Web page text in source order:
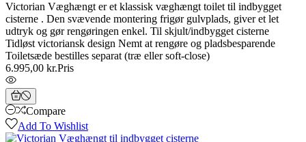
Victorian Væghængt er et klassisk væghængt toilet til indbygget
cisterne . Den svævende montering frigør gulvplads, giver et let
udtryk og gør rengøringen enkel. Til skjult/indbygget cisterne
Tidløst victoriansk design Nemt at rengøre og pladsbesparende
Toiletsæde bestilles separat (træ eller soft-close)
6.995,00 kr.Pris
Compare
Add To Wishlist